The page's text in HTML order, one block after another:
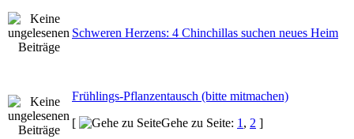
Schweren Herzens: 4 Chinchillas suchen neues Heim
Frühlings-Pflanzentausch (bitte mitmachen)
[
Gehe zu Seite: 1 , 2 ]